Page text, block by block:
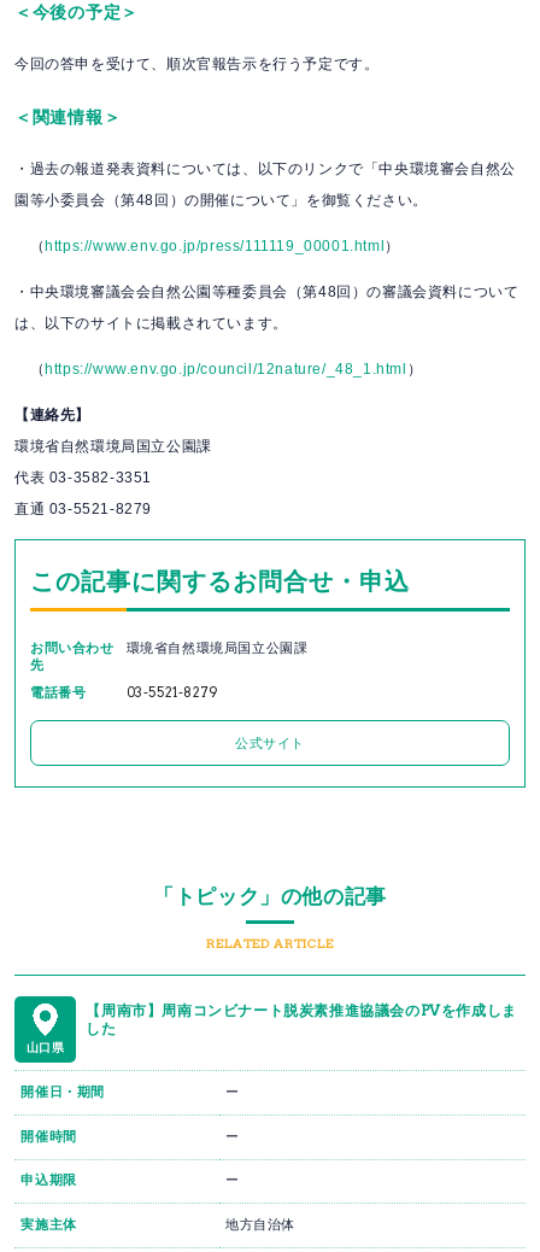
＜今後の予定＞
今回の答申を受けて、順次官報告示を行う予定です。
＜関連情報＞
・過去の報道発表資料については、以下のリンクで「中央環境審会自然公
園等小委員会（第48回）の開催について」を御覧ください。
（https://www.env.go.jp/press/111119_00001.html ）
・中央環境審議会会自然公園等種委員会（第48回）の審議会資料について
は、以下のサイトに掲載されています。
（https://www.env.go.jp/council/12nature/_48_1.html ）
【連絡先】
環境省自然環境局国立公園課
代表 03-3582-3351
直通 03-5521-8279
この記事に関するお問合せ・申込
お問い合わせ
先
環境省自然環境局国立公園課
電話番号 03-5521-8279
公式サイト
「トピック」の他の記事
RELATED ARTICLE
山口県
【周南市】周南コンビナート脱炭素推進協議会のPVを作成しま
した
開催日・期間 ー
開催時間 ー
申込期限 ー
実施主体 地方自治体